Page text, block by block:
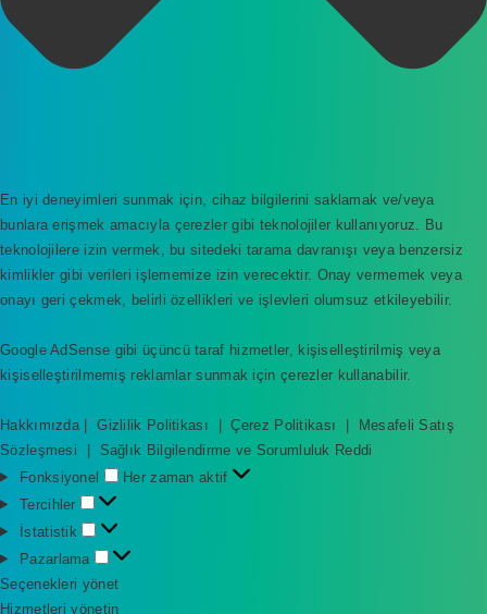
En iyi deneyimleri sunmak için, cihaz bilgilerini saklamak ve/veya
bunlara erişmek amacıyla çerezler gibi teknolojiler kullanıyoruz. Bu
teknolojilere izin vermek, bu sitedeki tarama davranışı veya benzersiz
kimlikler gibi verileri işlememize izin verecektir. Onay vermemek veya
onayı geri çekmek, belirli özellikleri ve işlevleri olumsuz etkileyebilir.
Google AdSense gibi üçüncü taraf hizmetler, kişiselleştirilmiş veya
kişiselleştirilmemiş reklamlar sunmak için çerezler kullanabilir.
Hakkımızda |Gizlilik Politikası |Çerez Politikası | Mesafeli Satış
Sözleşmesi
| Sağlık Bilgilendirme ve Sorumluluk Reddi
Fonksiyonel
F
k
Her zaman aktif
Tercihler
T
e
r
İstatistik
İ
s
t
a
Pazarlama
P
a
z
Seçenekleri yönet
Hizmetleri yönetin